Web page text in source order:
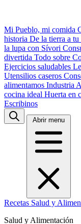
Mi Pueblo, mi comida
historia De la tierra a tu
la lupa con Sívori
divertida Todo sobre
Ejercicios saludables
Utensilios caseros
alimentamos Industria
cocina ideal Huerta en
Escribinos
Abrir menu
Recetas Salud y
Salud y Alimentación